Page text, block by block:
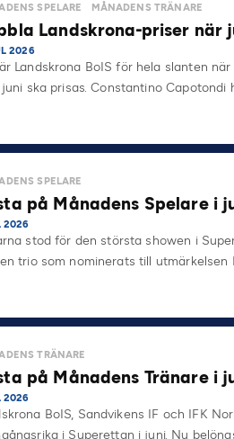
SPELARE MÅNADENS TRÄNARE
Landskrona-priser när
2026
Landskrona BoIS för hela slanten
ska prisas. Constantino Capotondi
SPELARE
på Månadens Spelare i
2026
stod för den största showen i
trio som nominerats till utmärkelsen
TRÄNARE
på Månadens Tränare i
2026
BoIS, Sandvikens IF och IFK
i Superettan i juni. Nu